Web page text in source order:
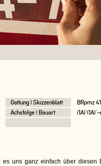
Gattung | Skizzenblatt
BRpmz
Achsfolge | Bauart
(1A)'(1A)'-
uns ganz einfach über diesen